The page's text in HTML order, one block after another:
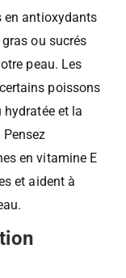
en antioxydants
ou sucrés
peau. Les
poissons
et la
en vitamine E
et aident à